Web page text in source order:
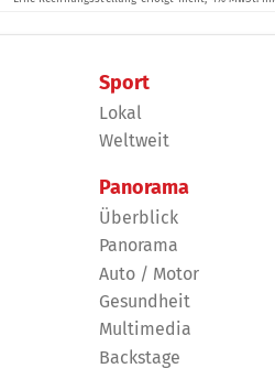
Sport
Lokal
Weltweit
Panorama
Überblick
Panorama
Auto / Motor
Gesundheit
Multimedia
Backstage